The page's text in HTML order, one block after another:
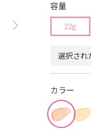
容量
22g
選択され
カラー